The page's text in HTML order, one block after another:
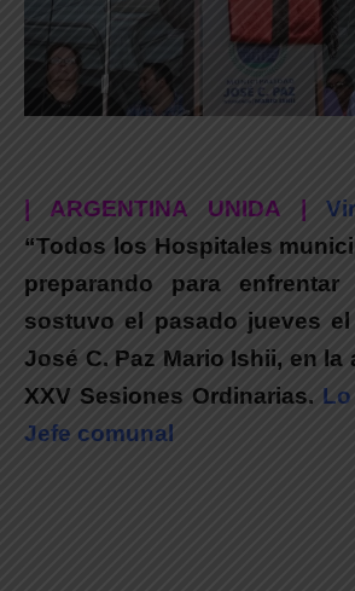
| ARGENTINA UNIDA |
“Todos los Hospitales
preparando para enfrentar
sostuvo el pasado jueves
José C. Paz Mario Ishii, en la
XXV Sesiones Ordinarias.
Jefe comunal